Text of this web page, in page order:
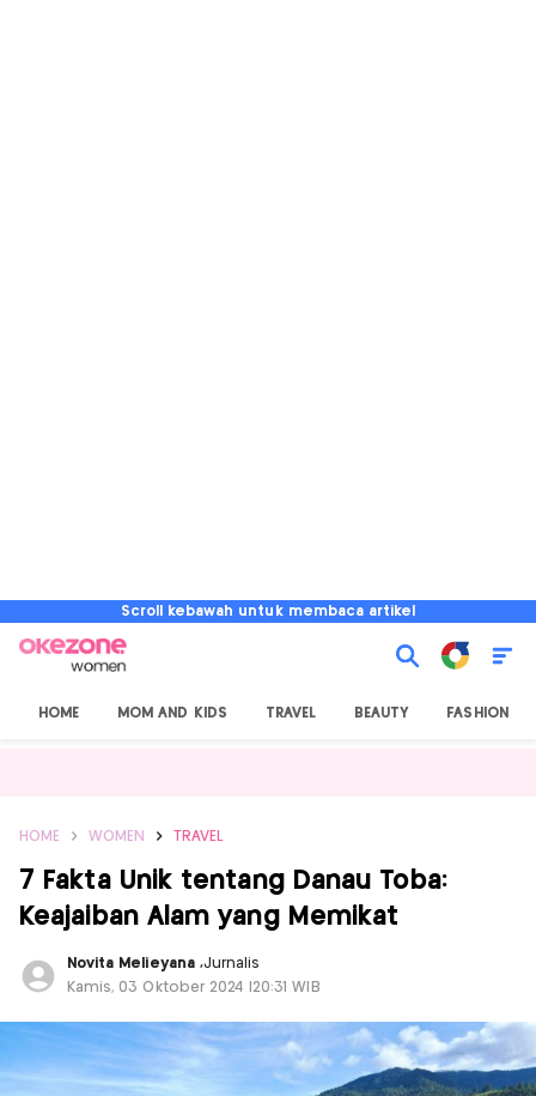
Scroll kebawah untuk membaca artikel
HOME MOM AND KIDS TRAVEL BEAUTY FASHION
HOME WOMEN TRAVEL
7 Fakta Unik tentang Danau Toba:
Keajaiban Alam yang Memikat
Novita Melieyana ,Jurnalis
Kamis, 03 Oktober 2024 |20:31 WIB